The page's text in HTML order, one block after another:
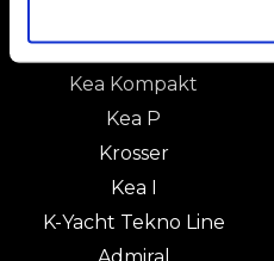
Mobilvetta
Kea Kompakt
Kea P
Krosser
Kea I
K-Yacht Tekno Line